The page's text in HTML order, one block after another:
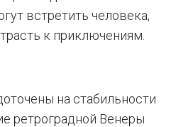
встретить человека,
к приключениям.
на стабильности
ретроградной Венеры